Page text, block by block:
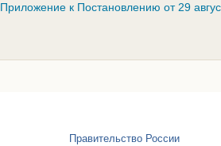
Приложение к Постановлению от 29
Правительство России